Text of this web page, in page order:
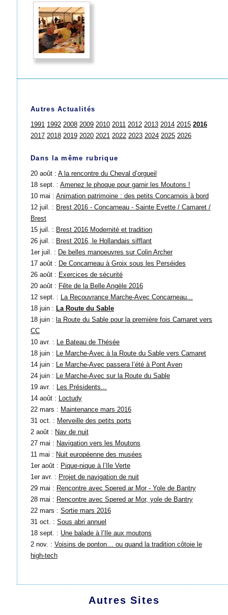
Autres Actualités
1991 1992 2008 2009 2010 2011 2012 2013 2014 2015 2016
2017 2018 2019 2020 2021 2022 2023 2024 2025 2026
Dans la même rubrique
20 août : A la rencontre du Cheval d’orgueil
18 sept. : Amenez le phoque pour garnir les Moutons !
10 mai : Animation patrimoine : des petits Concarnois à bord
12 juil. : Brest 2016 - Concarneau - Sainte Evette / Camaret /
Brest
15 juil. : Brest 2016 Modernité et tradition
26 juil. : Brest 2016, le Hollandais sifflant
1er juil. : De belles manoeuvres sur Colin Archer
17 août : De Concarneau à Groix sous les Perséides
26 août : Exercices de sécurité
20 août : Fête de la Belle Angèle 2016
12 sept. : La Recouvrance Marche-Avec Concarneau...
18 juin : La Route du Sable
18 juin : la Route du Sable pour la première fois Camaret vers
CC
10 avr. : Le Bateau de Thésée
18 juin : Le Marche-Avec à la Route du Sable vers Camaret
14 juin : Le Marche-Avec passera l’été à Pont Aven
24 juin : Le Marche-Avec sur la Route du Sable
19 avr. : Les Présidents...
14 août : Loctudy
22 mars : Maintenance mars 2016
31 oct. : Merveille des petits ports
2 août : Nav de nuit
27 mai : Navigation vers les Moutons
11 mai : Nuit européenne des musées
1er août : Pique-nique à l’Ile Verte
1er avr. : Projet de navigation de nuit
29 mai : Rencontre avec Spered ar Mor - Yole de Bantry
28 mai : Rencontre avec Spered ar Mor, yole de Bantry
22 mars : Sortie mars 2016
31 oct. : Sous abri annuel
18 sept. : Une balade à l’Ile aux moutons
2 nov. : Voisins de ponton… ou quand la tradition côtoie le
high-tech
Autres Sites